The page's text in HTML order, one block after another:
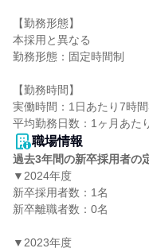
【勤務形態】
本採用と異なる
勤務形態：固定時間制
【勤務時間】
実働時間：1日あたり7時
職場情報
過去3年間の新卒採用者の
▼2024年度
新卒採用者数：1名
新卒離職者数：0名
▼2023年度